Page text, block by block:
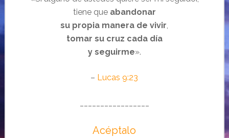
tiene que abandonar
su propia manera de vivir,
tomar su cruz cada día
y seguirme».
– Lucas 9:23
Acéptalo